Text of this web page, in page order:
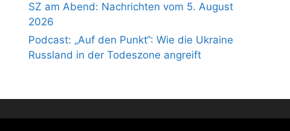
SZ am Abend: Nachrichten vom 5. August
2026
Podcast: „Auf den Punkt“: Wie die Ukraine
Russland in der Todeszone angreift